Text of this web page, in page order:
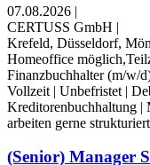
07.08.2026 |
CERTUSS GmbH |
Krefeld, Düsseldorf,
Homeoffice
Finanzbuchhalter (m/w/
Vollzeit | Unbefristet |
Kreditorenbuchhaltung |
arbeiten gerne
(Senior) Manager